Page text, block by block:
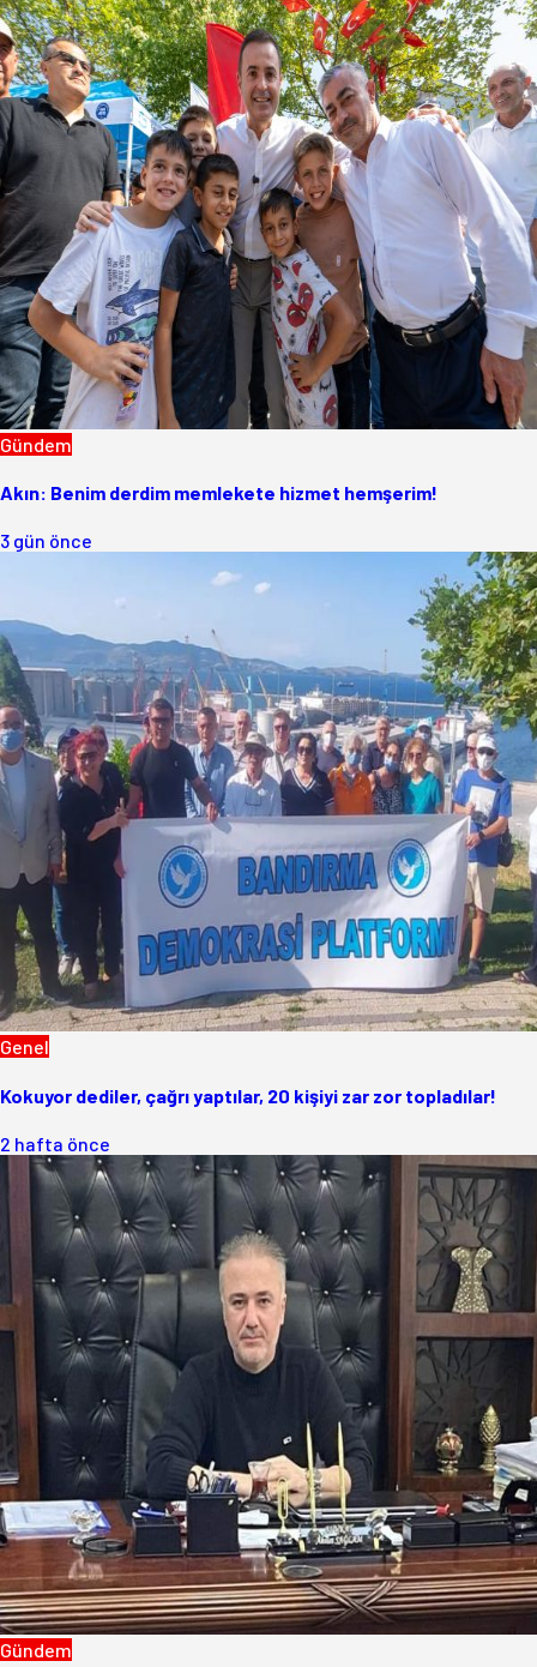
Gündem
Akın: Benim derdim memlekete hizmet hemşerim!
3 gün önce
Genel
Kokuyor dediler, çağrı yaptılar, 20 kişiyi zar zor topladılar!
2 hafta önce
Gündem